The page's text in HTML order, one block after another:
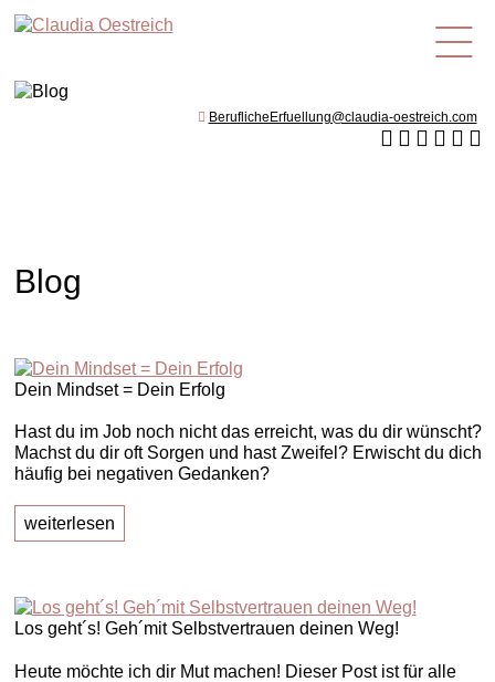
de
BeruflicheErfuellung@claudia-oestreich.com
Blog
Dein Mindset = Dein Erfolg
Hast du im Job noch nicht das erreicht, was du dir wünscht?
Machst du dir oft Sorgen und hast Zweifel? Erwischt du dich
häufig bei negativen Gedanken?
weiterlesen
Los geht´s! Geh´mit Selbstvertrauen deinen Weg!
Heute möchte ich dir Mut machen! Dieser Post ist für alle